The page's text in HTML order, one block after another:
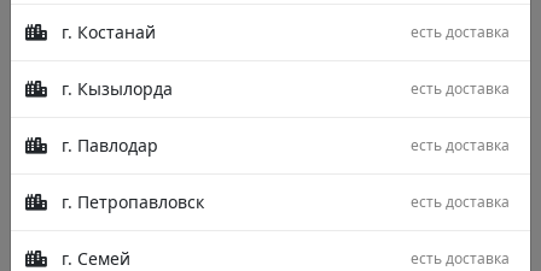
г. Костанай есть доставка
г. Кызылорда есть доставка
г. Павлодар есть доставка
г. Петропавловск есть доставка
г. Семей есть доставка